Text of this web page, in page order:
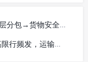
→货物安全彻底失控
运输链路屡屡受阻🔴